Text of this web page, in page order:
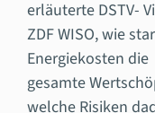
erläuterte DSTV-
ZDF WISO, wie
Energiekosten die
gesamte
welche Risiken